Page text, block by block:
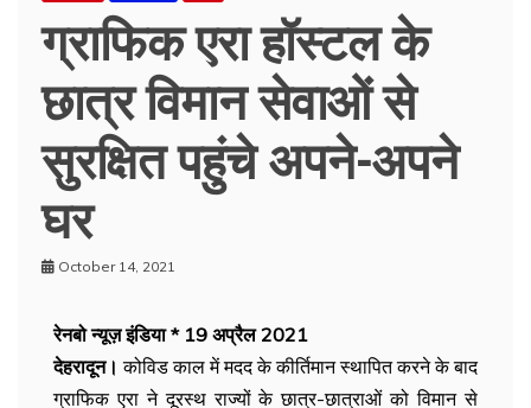
ग्राफिक एरा हॉस्टल के
छात्र विमान सेवाओं से
सुरक्षित पहुंचे अपने-अपने
घर
October 14, 2021
रेनबो न्यूज़ इंडिया * 19 अप्रैल 2021
देहरादून।कोविड काल में मदद के कीर्तिमान स्थापित करने के बाद
ग्राफिक एरा ने दूरस्थ राज्यों के छात्र-छात्राओं को विमान से